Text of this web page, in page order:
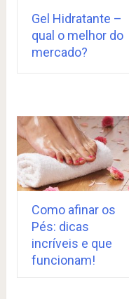
Gel Hidratante –
qual o melhor do
mercado?
Como afinar os
Pés: dicas
incríveis e que
funcionam!